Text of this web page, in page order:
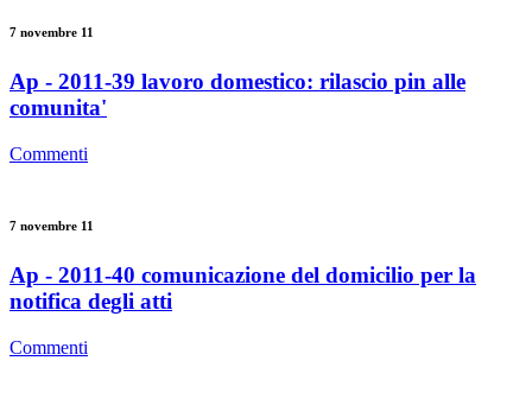
7 novembre 11
Ap - 2011-39 lavoro domestico: rilascio pin alle
comunita'
Commenti
7 novembre 11
Ap - 2011-40 comunicazione del domicilio per la
notifica degli atti
Commenti